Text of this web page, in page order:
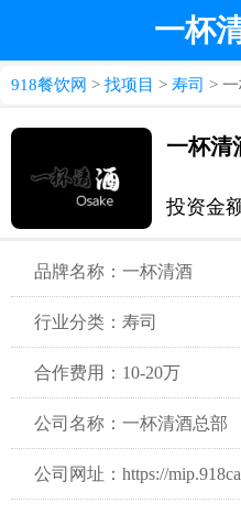
一杯
918餐饮网 > 找项目 > 寿司 >
一杯清
投资金
品牌名称：一杯清酒
行业分类：寿司
合作费用：10-20万
公司名称：一杯清酒总部
公司网址：https://